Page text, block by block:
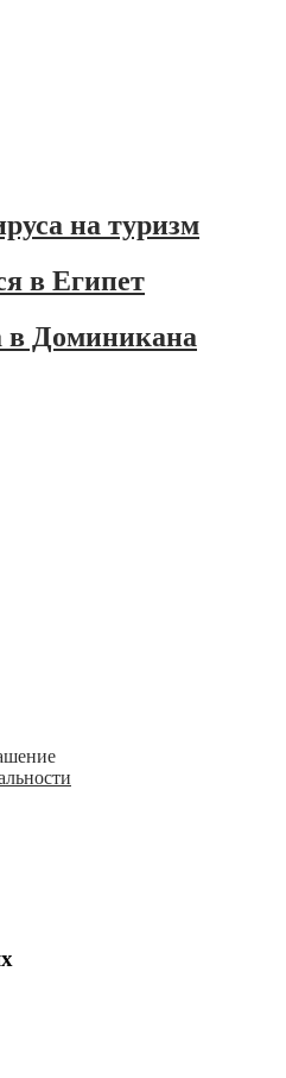
на туризм
в Египет
в Доминикана